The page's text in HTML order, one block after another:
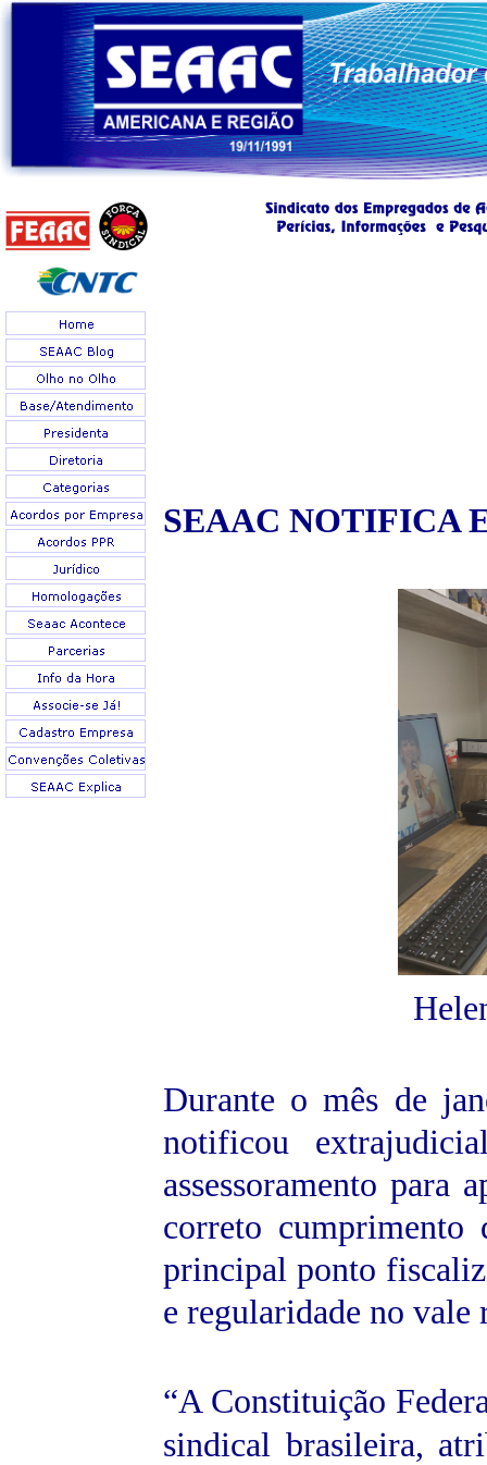
SEAAC NOTIFICA
Durante o mês de
notificou
assessoramento para
correto cumprimento
principal ponto
e regularidade no vale
“A Constituição
sindical brasileira,